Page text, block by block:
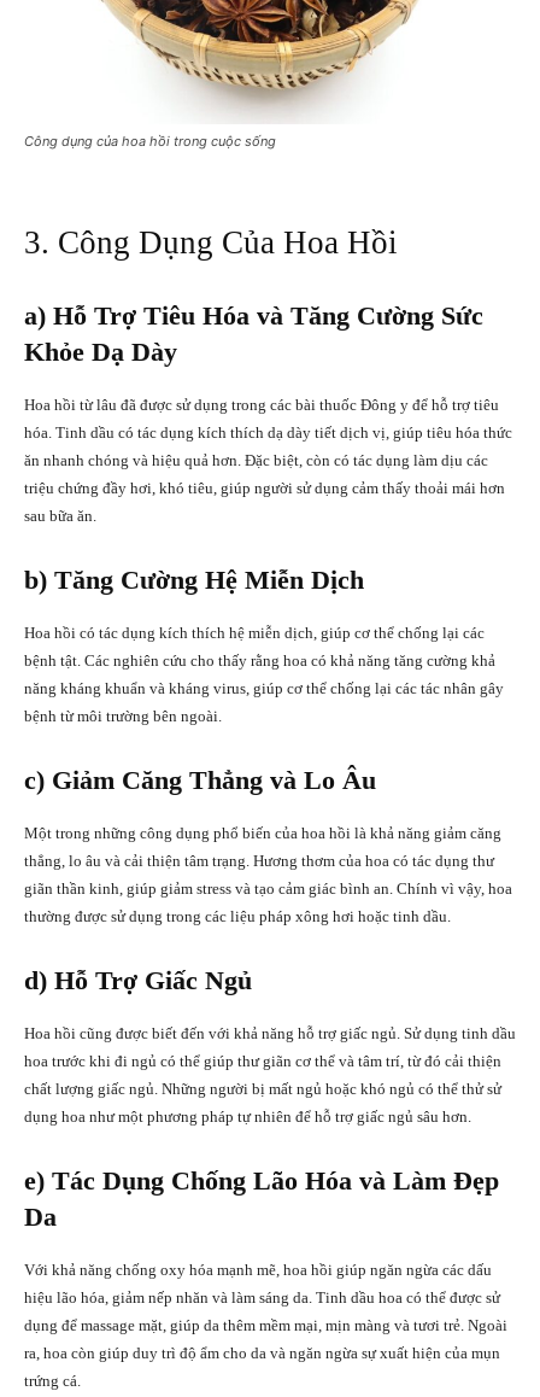
Công dụng của hoa hồi trong cuộc sống
3. Công Dụng Của Hoa Hồi
a) Hỗ Trợ Tiêu Hóa và Tăng Cường Sức
Khỏe Dạ Dày
Hoa hồi từ lâu đã được sử dụng trong các bài thuốc Đông y để hỗ trợ tiêu
hóa. Tinh dầu có tác dụng kích thích dạ dày tiết dịch vị, giúp tiêu hóa thức
ăn nhanh chóng và hiệu quả hơn. Đặc biệt, còn có tác dụng làm dịu các
triệu chứng đầy hơi, khó tiêu, giúp người sử dụng cảm thấy thoải mái hơn
sau bữa ăn.
b) Tăng Cường Hệ Miễn Dịch
Hoa hồi có tác dụng kích thích hệ miễn dịch, giúp cơ thể chống lại các
bệnh tật. Các nghiên cứu cho thấy rằng hoa có khả năng tăng cường khả
năng kháng khuẩn và kháng virus, giúp cơ thể chống lại các tác nhân gây
bệnh từ môi trường bên ngoài.
c) Giảm Căng Thẳng và Lo Âu
Một trong những công dụng phổ biến của hoa hồi là khả năng giảm căng
thẳng, lo âu và cải thiện tâm trạng. Hương thơm của hoa có tác dụng thư
giãn thần kinh, giúp giảm stress và tạo cảm giác bình an. Chính vì vậy, hoa
thường được sử dụng trong các liệu pháp xông hơi hoặc tinh dầu.
d) Hỗ Trợ Giấc Ngủ
Hoa hồi cũng được biết đến với khả năng hỗ trợ giấc ngủ. Sử dụng tinh dầu
hoa trước khi đi ngủ có thể giúp thư giãn cơ thể và tâm trí, từ đó cải thiện
chất lượng giấc ngủ. Những người bị mất ngủ hoặc khó ngủ có thể thử sử
dụng hoa như một phương pháp tự nhiên để hỗ trợ giấc ngủ sâu hơn.
e) Tác Dụng Chống Lão Hóa và Làm Đẹp
Da
Với khả năng chống oxy hóa mạnh mẽ, hoa hồi giúp ngăn ngừa các dấu
hiệu lão hóa, giảm nếp nhăn và làm sáng da. Tinh dầu hoa có thể được sử
dụng để massage mặt, giúp da thêm mềm mại, mịn màng và tươi trẻ. Ngoài
ra, hoa còn giúp duy trì độ ẩm cho da và ngăn ngừa sự xuất hiện của mụn
trứng cá.